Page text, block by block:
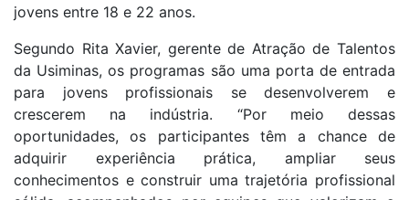
jovens entre 18 e 22 anos.
Segundo Rita Xavier, gerente de Atração de Talentos
da Usiminas, os programas são uma porta de entrada
para jovens profissionais se desenvolverem e
crescerem na indústria. “Por meio dessas
oportunidades, os participantes têm a chance de
adquirir experiência prática, ampliar seus
conhecimentos e construir uma trajetória profissional